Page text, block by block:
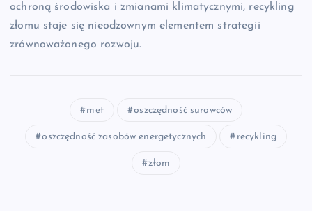
ochroną środowiska i zmianami klimatycznymi, recykling
złomu staje się nieodzownym elementem strategii
zrównoważonego rozwoju.
met oszczędność surowców
oszczędność zasobów energetycznych recykling
złom